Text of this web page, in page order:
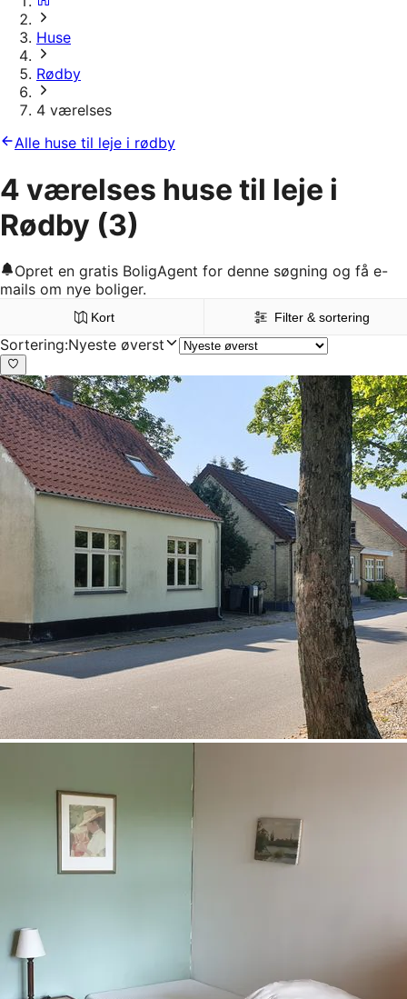
Huse
Rødby
4 værelses
Alle huse til leje i rødby
4 værelses huse til leje i
Rødby (3)
Opret en gratis BoligAgent for denne søgning og få e-
mails om nye boliger.
Kort Filter & sortering
Sortering:Nyeste øverst